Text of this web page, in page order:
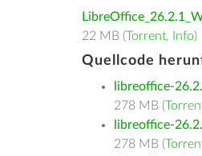
22 MB (Torrent, Info)
Quellcode
libreoffice-
278 MB (
libreoffice-
278 MB (